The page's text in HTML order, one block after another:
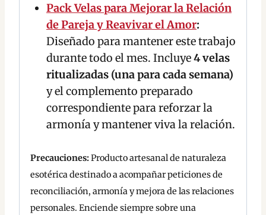
Pack Velas para Mejorar la Relación
de Pareja y Reavivar el Amor:
Diseñado para mantener este trabajo
durante todo el mes. Incluye4 velas
ritualizadas (una para cada semana)
y el complemento preparado
correspondiente para reforzar la
armonía y mantener viva la relación.
Precauciones:Producto artesanal de naturaleza
esotérica destinado a acompañar peticiones de
reconciliación, armonía y mejora de las relaciones
personales. Enciende siempre sobre una